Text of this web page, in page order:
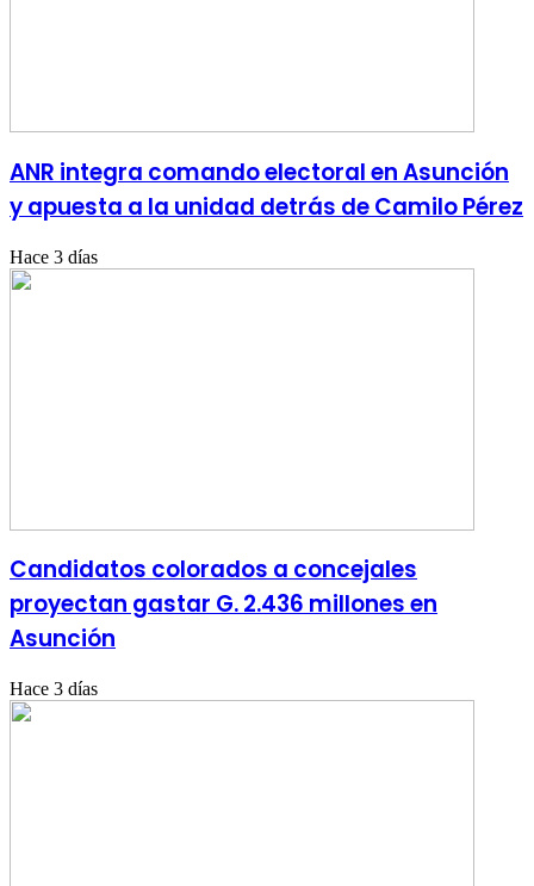
ANR integra comando electoral en Asunción
y apuesta a la unidad detrás de Camilo Pérez
Hace 3 días
Candidatos colorados a concejales
proyectan gastar G. 2.436 millones en
Asunción
Hace 3 días